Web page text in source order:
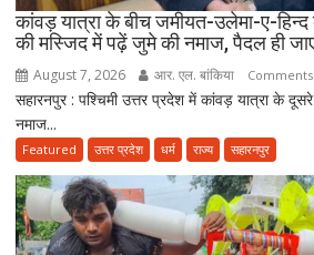
कांवड़ यात्रा के बीच जमीयत-उलेमा-ए-
की मस्जिद में पढ़ें जुमे की नमाज, पैदल ही
August 7, 2026 आर. एल. बांकिया
सहारनपुर : पश्चिमी उत्तर प्रदेश में कांवड़ यात्रा के
नमाज...
Featured उत्तर प्रदेश धर्म राज्य सहारनपुर